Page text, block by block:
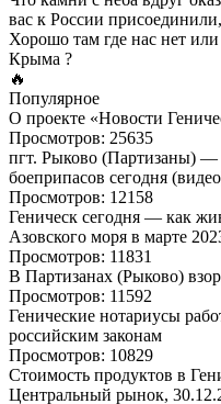
вас к России
Хорошо там где нас нет
Крыма ?
🔥
Популярное
О проекте «Новости
Просмотров: 25635
пгт. Рыково (Партизаны) —
боеприпасов сегодня
Просмотров: 12158
Геническ сегодня — как
Азовского моря в марте
Просмотров: 11831
В Партизанах (Рыково)
Просмотров: 11592
Генические нотариусы
российским законам
Просмотров: 10829
Стоимость продуктов в
Центральный рынок,